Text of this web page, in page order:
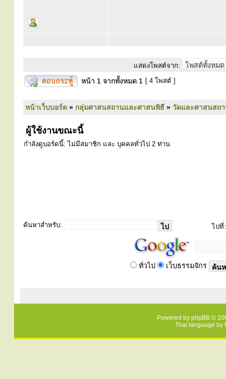
แสดงโพสต์จาก:
หน้า 1 จากทั้งหมด 1 [ 4 โพสต์ ]
หน้าเว็บบอร์ด » กลุ่มศาสนสถานและศาสนพิธี » วัดและศาสนสถ
ผู้ใช้งานขณะนี้
กำลังดูบอร์ดนี้: ไม่มีสมาชิก และ บุคคลทั่วไป 2 ท่าน
ค้นหาสำหรับ: ไปที่:
ทั่วไป เว็บธรรมจักร
Powered by phpBB ©
Thai language by